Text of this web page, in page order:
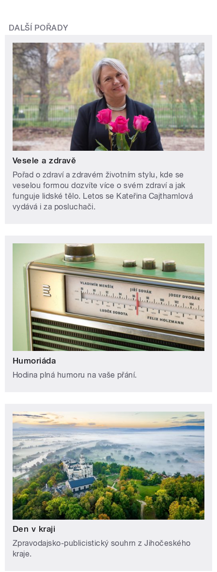
DALŠÍ POŘADY
Vesele a zdravě
Pořad o zdraví a zdravém životním stylu, kde se
veselou formou dozvíte více o svém zdraví a jak
funguje lidské tělo. Letos se Kateřina Cajthamlová
vydává i za posluchači.
Humoriáda
Hodina plná humoru na vaše přání.
Den v kraji
Zpravodajsko-publicistický souhrn z Jihočeského
kraje.